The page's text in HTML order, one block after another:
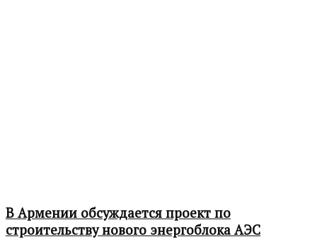
В Армении обсуждается проект по
строительству нового энергоблока АЭС